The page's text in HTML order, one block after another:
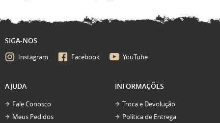
SIGA-NOS
Instagram Facebook YouTube
AJUDA
Fale Conosco
Meus Pedidos
INFORMAÇÕES
Troca e Devolução
Política de Entrega